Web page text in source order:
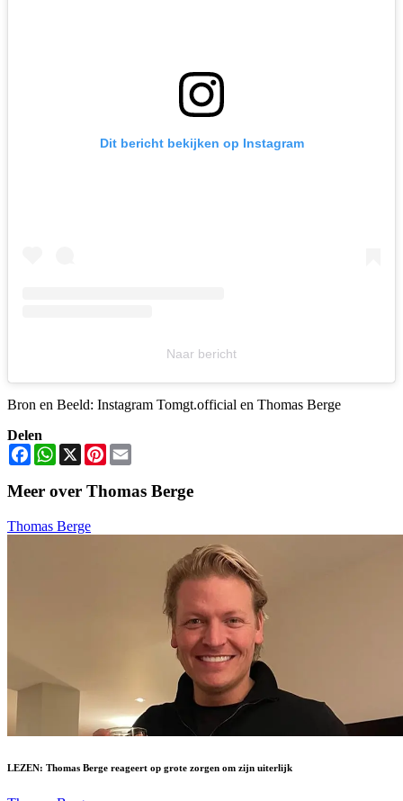
Dit bericht bekijken op Instagram
Naar bericht
Bron en Beeld: Instagram Tomgt.official en Thomas Berge
Delen
FacebookWhatsApp
X Pinterest
Meer over Thomas Berge
Thomas Berge
LEZEN: Thomas Berge reageert op grote zorgen om zijn uiterlijk